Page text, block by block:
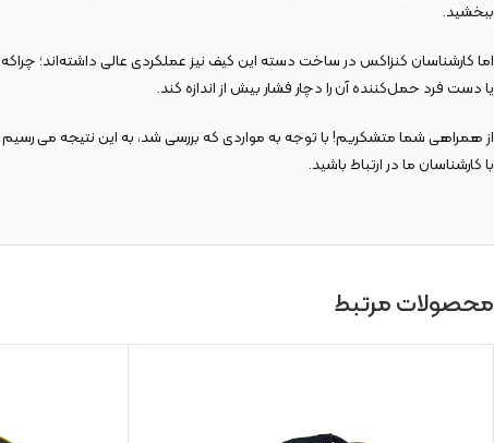
ببخشید.
اما کارشناسان کنزاکس در ساخت دسته این کیف نیز عملکردی عالی داشته‌اند؛ چراکه
یا دست فرد حمل‌کننده آن را دچار فشار بیش از اندازه کند.
با کارشناسان ما در ارتباط باشید.
محصولات مرتبط